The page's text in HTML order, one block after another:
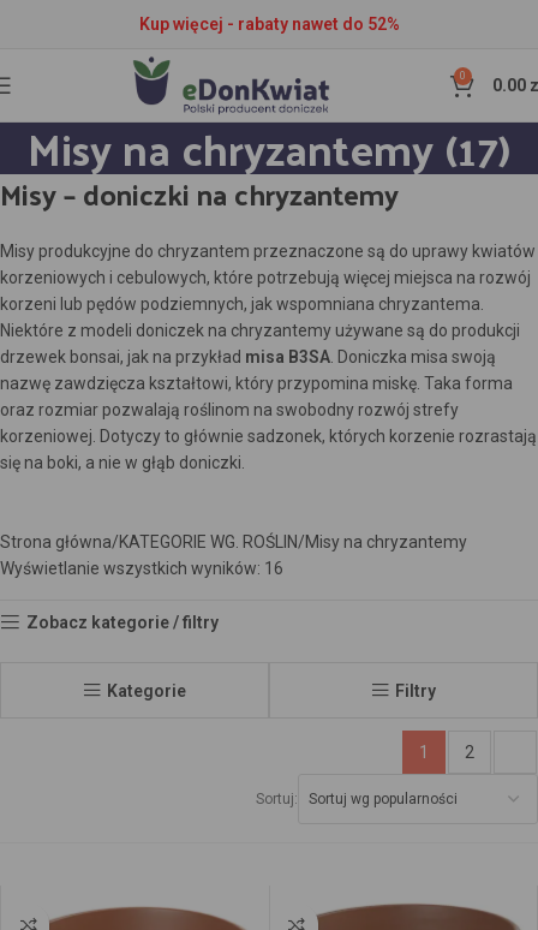
Kup więcej - rabaty nawet do 52%
0 0.00
Misy na chryzantemy (17)
Misy – doniczki na chryzantemy
Misy produkcyjne do chryzantem przeznaczone są do uprawy kwiatów
korzeniowych i cebulowych, które potrzebują więcej miejsca na rozwój
korzeni lub pędów podziemnych, jak wspomniana chryzantema.
Niektóre z modeli doniczek na chryzantemy używane są do produkcji
drzewek bonsai, jak na przykład misa B3SA . Doniczka misa swoją
nazwę zawdzięcza kształtowi, który przypomina miskę. Taka forma
oraz rozmiar pozwalają roślinom na swobodny rozwój strefy
korzeniowej. Dotyczy to głównie sadzonek, których korzenie rozrastają
się na boki, a nie w głąb doniczki.
Strona główna KATEGORIE WG. ROŚLIN
Misy na chryzantemy
Wyświetlanie wszystkich wyników: 16
Zobacz kategorie / filtry
Kategorie Filtry
Sortuj:
1 2